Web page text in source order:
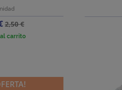
Precio
base
2,50 €
carrito